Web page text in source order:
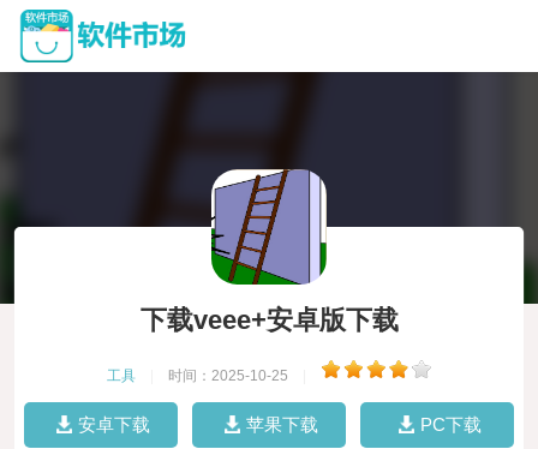
下载veee+安卓版下载
工具 时间：2025-10-25
安卓下载 苹果下载 PC下载